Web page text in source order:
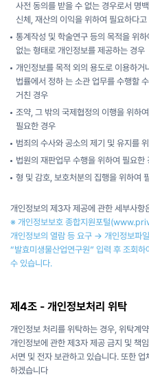
사전 동의를 받을 수 없는 경우로서 명
신체, 재산의 이익을 위하여 필요하다
통계작성 및 학술연구 등의 목적을 위
없는 형태로 개인정보를 제공하는 경우
개인정보를 목적 외의 용도로 이용하
법률에서 정하 는 소관 업무를 수행할
거친 경우
조약, 그 밖의 국제협정의 이행을 위하
필요한 경우
범죄의 수사와 공소의 제기 및 유지를
법원의 재판업무 수행을 위하여 필요한
형 및 감호, 보호처분의 집행을 위하여
개인정보의 제3자 제공에 관한 세부사항
※ 개인정보보호 종합지원포털
개인정보의 열람 등 요구 → 개인정보파
“발효미생물산업연구원” 입력 후 조회
수 있습니다.
제4조 - 개인정보처리 위탁
개인정보 처리를 위탁하는 경우, 위탁계
개인정보에 관한 제3자 제공 금지 및 책
서면 및 전자 보관하고 있습니다. 또한
하겠습니다